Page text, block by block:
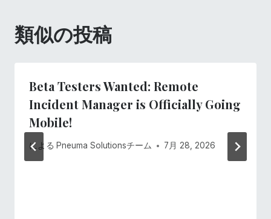
ー
ョ
ン
類似の投稿
Beta Testers Wanted: Remote
Incident Manager is Officially Going
Mobile!
による Pneuma Solutionsチーム 7月 28, 2026